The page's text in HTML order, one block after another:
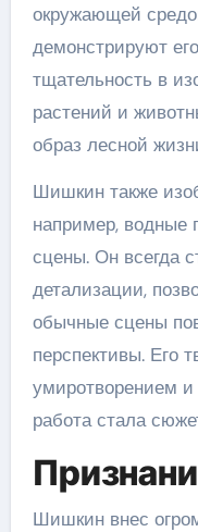
окружающей
демонстрируют
тщательность в
растений и
образ лесной
Шишкин также
например, водные
сцены. Он всегда
детализации,
обычные сцены
перспективы. Его
умиротворением и
работа стала
Шишкин внес